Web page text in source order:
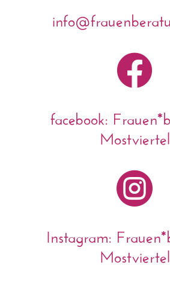

facebook:
Mostviertel

Instagram:
Mostviertel